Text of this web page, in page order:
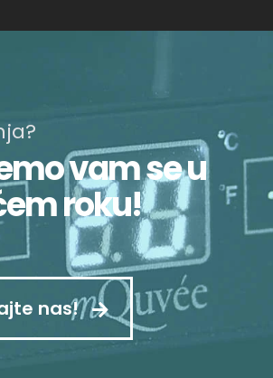
vam se u
roku!
nas!